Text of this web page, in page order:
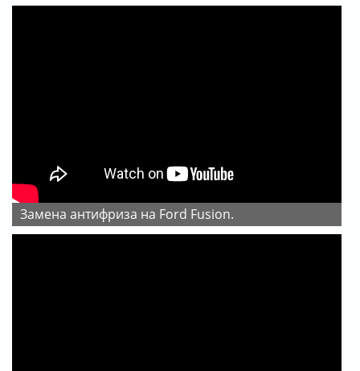
Замена антифриза на Ford Fusion.